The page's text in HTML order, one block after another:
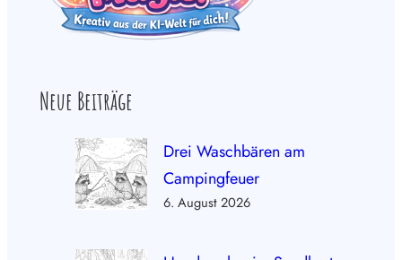
Neue Beiträge
Drei Waschbären am
Campingfeuer
6. August 2026